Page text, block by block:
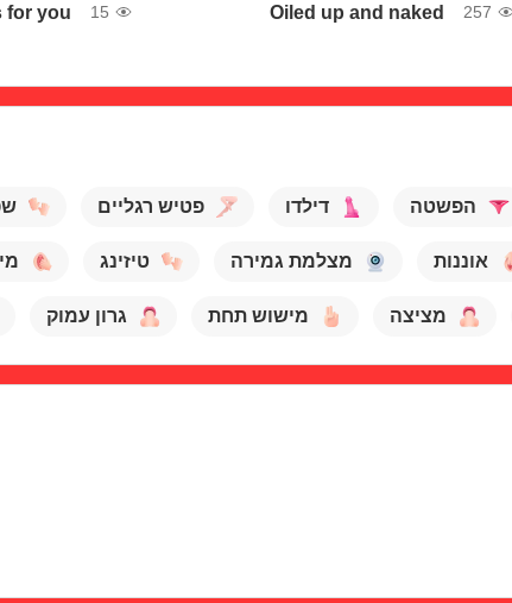
257
Oiled up and naked
15
for you
הפשטה דילדו פטיש רגליים
אוננות מצלמת גמירה טיזינג
מציצה מישוש תחת גרון עמוק